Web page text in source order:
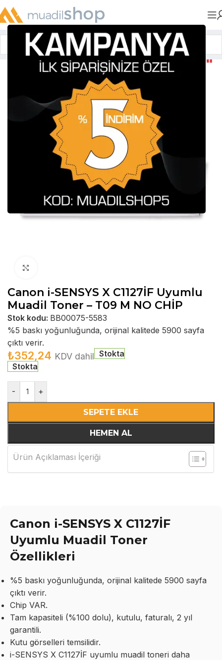
Anasayfa»Muadil Tonerler
Canon i-SENSYS X C1127İF Uyumlu
Muadil Toner – T09 M NO CHİP
Stok kodu: BB00075-5583
%5 baskı yoğunluğunda, orijinal kalitede 5900 sayfa
çıktı verir.
₺352,24 KDV dahil Stokta
Stokta
- +
SEPETE EKLE
HEMEN AL
Ürün Açıklaması İçeriği
Canon i-SENSYS X C1127İF
Uyumlu Muadil Toner
Özellikleri
%5 baskı yoğunluğunda, orijinal kalitede 5900 sayfa
çıktı verir.
Chip VAR.
Tam kapasiteli (%100 dolu), kutulu, faturalı, 2 yıl
garantili.
Kutu görselleri temsilidir.
i-SENSYS X C1127İF uyumlu muadil toneri daha